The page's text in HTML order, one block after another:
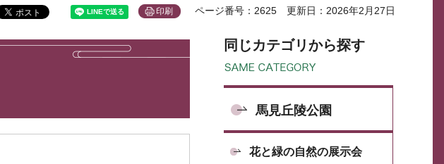
印刷 ページ番号：2625 更新日：2026年2月27日
同じカテゴリから探す
馬見丘陵公園
花と緑の自然の展示会